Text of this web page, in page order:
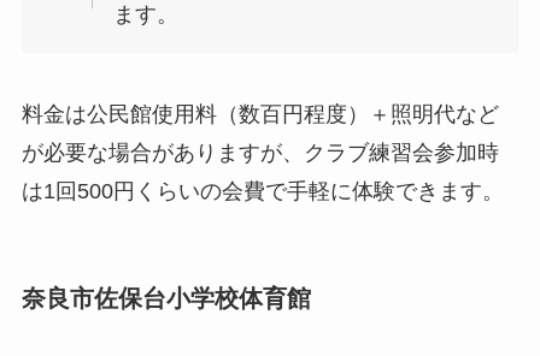
ます。
料金は公民館使用料（数百円程度）＋照明代など
が必要な場合がありますが、クラブ練習会参加時
は1回500円くらいの会費で手軽に体験できます。
奈良市佐保台小学校体育館